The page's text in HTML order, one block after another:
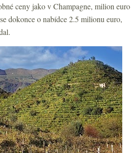
ceny jako v Champagne, milion euro
dokonce o nabídce 2.5 milionu euro,